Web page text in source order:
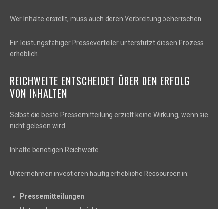
Wer Inhalte erstellt, muss auch deren Verbreitung beherrschen.
Ein leistungsfähiger Presseverteiler unterstützt diesen Prozess
erheblich.
REICHWEITE ENTSCHEIDET ÜBER DEN ERFOLG
VON INHALTEN
Selbst die beste Pressemitteilung erzielt keine Wirkung, wenn sie
nicht gelesen wird.
Inhalte benötigen Reichweite.
Unternehmen investieren häufig erhebliche Ressourcen in:
Pressemitteilungen